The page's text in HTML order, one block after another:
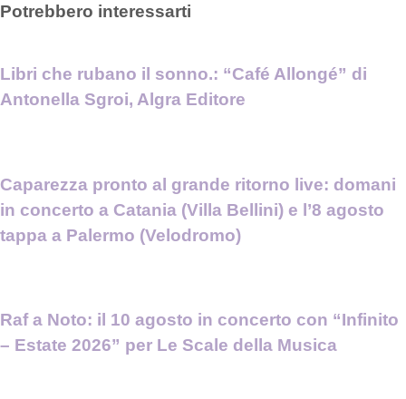
Potrebbero interessarti
Libri che rubano il sonno.: “Café Allongé” di
Antonella Sgroi, Algra Editore
Caparezza pronto al grande ritorno live: domani
in concerto a Catania (Villa Bellini) e l’8 agosto
tappa a Palermo (Velodromo)
Raf a Noto: il 10 agosto in concerto con “Infinito
– Estate 2026” per Le Scale della Musica